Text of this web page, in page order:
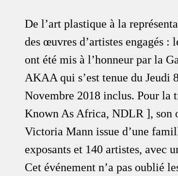
De l’art plastique à la
des œuvres d’artistes engagés :
ont été mis à l’honneur par la
AKAA qui s’est tenue du Jeudi
Novembre 2018 inclus. Pour
Known As Africa, NDLR ], son
Victoria Mann issue d’une
exposants et 140 artistes, avec
Cet événement n’a pas oublié